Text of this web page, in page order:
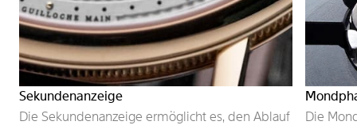
Sekundenanzeige
Die Sekundenanzeige ermöglicht es, den Ablauf
Die